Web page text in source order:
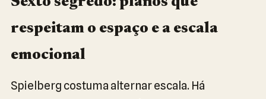
respeitam o espaço e a escala
emocional
Spielberg costuma alternar escala. Há